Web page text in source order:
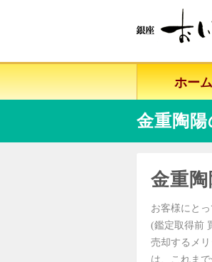
ホーム
金重陶
金重陶
お客様にと
(鑑定取得前
売却するメ
は、これま